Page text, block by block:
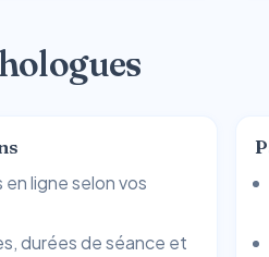
ligne selon vos
durées de séance et